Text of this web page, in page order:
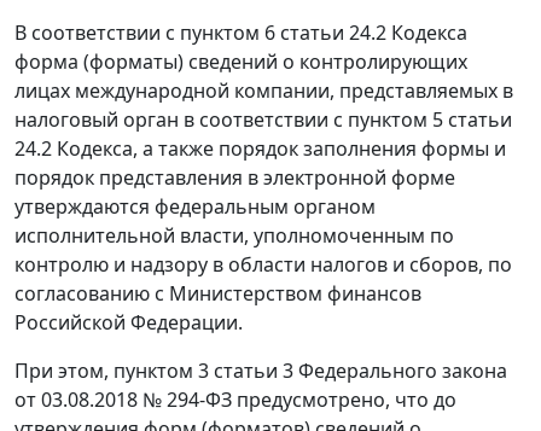
В соответствии с пунктом 6 статьи 24.2 Кодекса
форма (форматы) сведений о контролирующих
лицах международной компании, представляемых в
налоговый орган в соответствии с пунктом 5 статьи
24.2 Кодекса, а также порядок заполнения формы и
порядок представления в электронной форме
утверждаются федеральным органом
исполнительной власти, уполномоченным по
контролю и надзору в области налогов и сборов, по
согласованию с Министерством финансов
Российской Федерации.
При этом, пунктом 3 статьи 3 Федерального закона
от 03.08.2018 № 294-ФЗ предусмотрено, что до